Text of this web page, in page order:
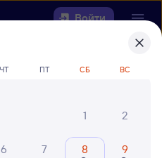
Войти
найтиж/д
42 млн путешествуют с
ЧТ ПТ СБ ВС
1
2
6 7 8 9